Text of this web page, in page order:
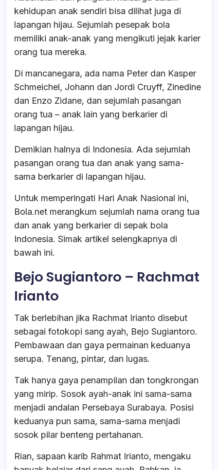
kehidupan anak sendiri bisa dilihat juga di
lapangan hijau. Sejumlah pesepak bola
memiliki anak-anak yang mengikuti jejak karier
orang tua mereka.
Di mancanegara, ada nama Peter dan Kasper
Schmeichel, Johann dan Jordi Cruyff, Zinedine
dan Enzo Zidane, dan sejumlah pasangan
orang tua – anak lain yang berkarier di
lapangan hijau.
Demikian halnya di Indonesia. Ada sejumlah
pasangan orang tua dan anak yang sama-
sama berkarier di lapangan hijau.
Untuk memperingati Hari Anak Nasional ini,
Bola.net merangkum sejumlah nama orang tua
dan anak yang berkarier di sepak bola
Indonesia. Simak artikel selengkapnya di
bawah ini.
Bejo Sugiantoro – Rachmat
Irianto
Tak berlebihan jika Rachmat Irianto disebut
sebagai fotokopi sang ayah, Bejo Sugiantoro.
Pembawaan dan gaya permainan keduanya
serupa. Tenang, pintar, dan lugas.
Tak hanya gaya penampilan dan tongkrongan
yang mirip. Sosok ayah-anak ini sama-sama
menjadi andalan Persebaya Surabaya. Posisi
keduanya pun sama, sama-sama menjadi
sosok pilar benteng pertahanan.
Rian, sapaan karib Rahmat Irianto, mengaku